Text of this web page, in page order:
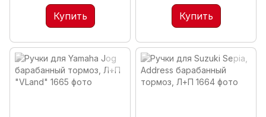
Купить Купить